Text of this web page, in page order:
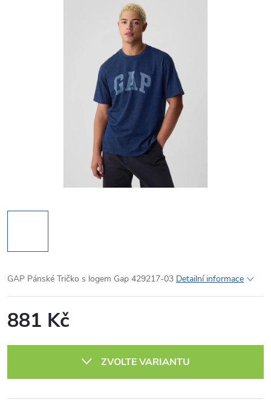
GAP Pánské Tričko s logem Gap 429217-03 Detailní informace
881 Kč
ZVOLTE VARIANTU